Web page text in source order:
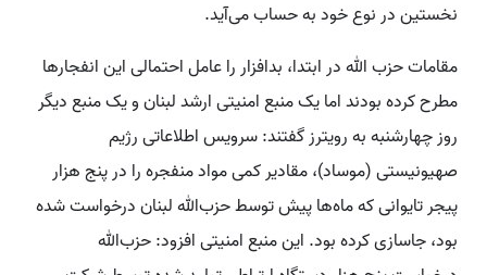
نخستین در نوع خود به حساب می‌آید.
مقامات حزب الله در ابتدا، بدافزار را عامل احتمالی این انفجارها
مطرح کرده بودند اما یک منبع امنیتی ارشد لبنان و یک منبع دیگر
روز چهارشنبه به رویترز گفتند: سرویس اطلاعاتی رژیم
صهیونیستی (موساد)، مقادیر کمی مواد منفجره را در پنج هزار
پیجر تایوانی که ماه‌ها پیش توسط حزب‌الله لبنان درخواست شده
بود، جاسازی کرده بود. این منبع امنیتی افزود: حزب‌الله